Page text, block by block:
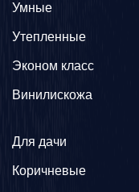
Умные
Утепленные
Эконом класс
Винилискожа
Для дачи
Коричневые